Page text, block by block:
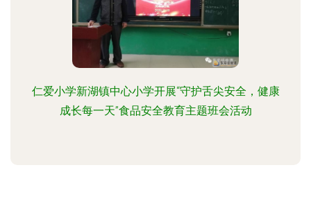
仁爱小学新湖镇中心小学开展“守护舌尖安全，健康
成长每一天”食品安全教育主题班会活动